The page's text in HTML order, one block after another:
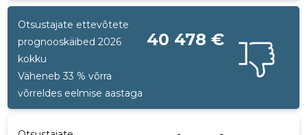
Otsustajate ettevõtete
prognooskäibed 2026
kokku
40 478 €
Väheneb 33 % võrra
võrreldes eelmise aastaga